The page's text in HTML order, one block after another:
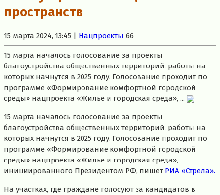
пространств
15 марта 2024, 13:45 | Нацпроекты 66
15 марта началось голосование за проекты
благоустройства общественных территорий, работы на
которых начнутся в 2025 году. Голосование проходит по
программе «Формирование комфортной городской
среды» нацпроекта «Жилье и городская среда», ...
15 марта началось голосование за проекты
благоустройства общественных территорий, работы на
которых начнутся в 2025 году. Голосование проходит по
программе «Формирование комфортной городской
среды» нацпроекта «Жилье и городская среда»,
инициированного Президентом РФ, пишет РИА «Стрела».
На участках, где граждане голосуют за кандидатов в